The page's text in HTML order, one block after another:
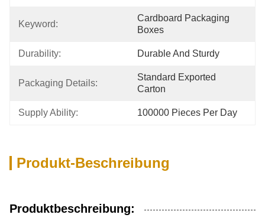
Keyword:
Cardboard Packaging
Boxes
Durability: Durable And Sturdy
Packaging Details:
Standard Exported
Carton
Supply Ability: 100000 Pieces Per Day
Produkt-Beschreibung
Produktbeschreibung: